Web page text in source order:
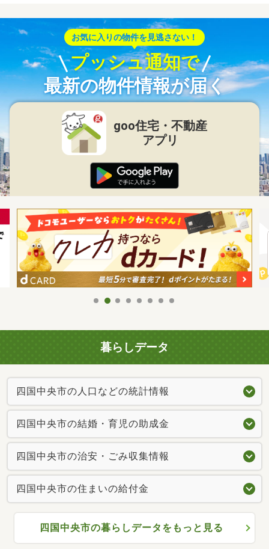
お気に入りの物件を見逃さない！
プッシュ通知で
最新の物件情報が届く
goo住宅・不動産
アプリ
暮らしデータ
四国中央市の人口などの統計情報
四国中央市の結婚・育児の助成金
四国中央市の治安・ごみ収集情報
四国中央市の住まいの給付金
四国中央市の暮らしデータをもっと見る